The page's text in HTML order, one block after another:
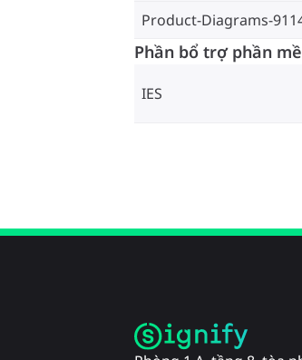
Product-Diagrams-
Phần bổ trợ phần
IES